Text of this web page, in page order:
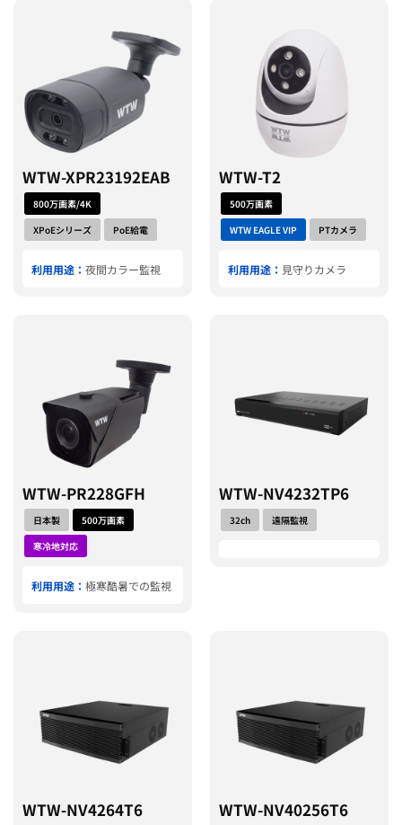
WTW-XPR23192EAB
800万画素/4K
XPoEシリーズ
PoE給電
利用用途： 夜間カラー監視
WTW-T2
500万画素
WTW EAGLE VIP
PTカメラ
利用用途： 見守りカメラ
WTW-PR228GFH
日本製
500万画素
寒冷地対応
利用用途： 極寒酷暑での監視
WTW-NV4232TP6
32ch 遠隔監視
WTW-NV4264T6 WTW-NV40256T6